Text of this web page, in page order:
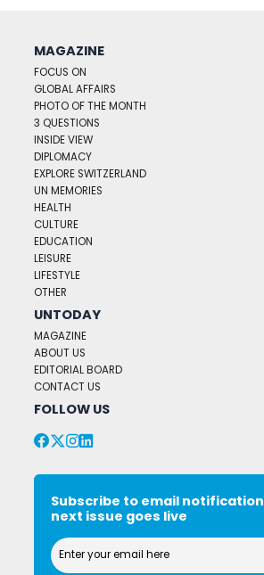
MAGAZINE
FOCUS ON
GLOBAL AFFAIRS
PHOTO OF THE MONTH
3 QUESTIONS
INSIDE VIEW
DIPLOMACY
EXPLORE SWITZERLAND
UN MEMORIES
HEALTH
CULTURE
EDUCATION
LEISURE
LIFESTYLE
OTHER
UNTODAY
MAGAZINE
ABOUT US
EDITORIAL BOARD
CONTACT US
FOLLOW US
Subscribe to email
next issue goes live